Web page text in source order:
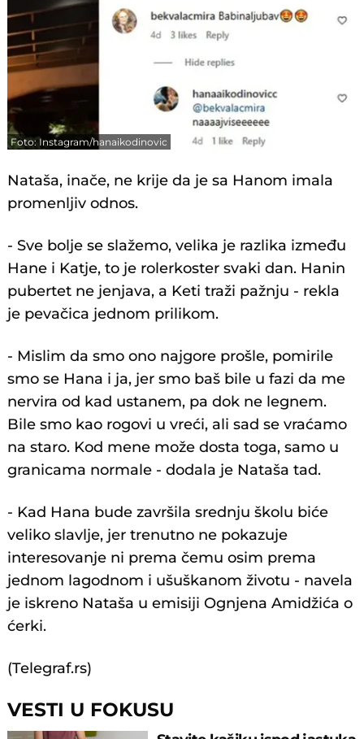
Foto: Instagram/hanaikodinovic
Nataša, inače, ne krije da je sa Hanom imala
promenljiv odnos.
- Sve bolje se slažemo, velika je razlika između
Hane i Katje, to je rolerkoster svaki dan. Hanin
pubertet ne jenjava, a Keti traži pažnju - rekla
je pevačica jednom prilikom.
- Mislim da smo ono najgore prošle, pomirile
smo se Hana i ja, jer smo baš bile u fazi da me
nervira od kad ustanem, pa dok ne legnem.
Bile smo kao rogovi u vreći, ali sad se vraćamo
na staro. Kod mene može dosta toga, samo u
granicama normale - dodala je Nataša tad.
- Kad Hana bude završila srednju školu biće
veliko slavlje, jer trenutno ne pokazuje
interesovanje ni prema čemu osim prema
jednom lagodnom i ušuškanom životu - navela
je iskreno Nataša u emisiji Ognjena Amidžića o
ćerki.
(Telegraf.rs)
VESTI U FOKUSU